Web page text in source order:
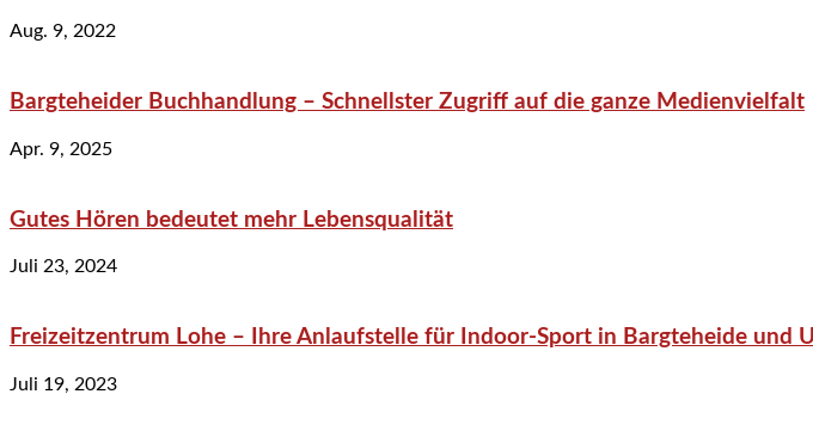
Aug. 9, 2022
Bargteheider Buchhandlung – Schnellster Zugriff auf die ganze Medienvielfalt
Apr. 9, 2025
Gutes Hören bedeutet mehr Lebensqualität
Juli 23, 2024
Freizeitzentrum Lohe – Ihre Anlaufstelle für Indoor-Sport in Bargteheide und
Juli 19, 2023